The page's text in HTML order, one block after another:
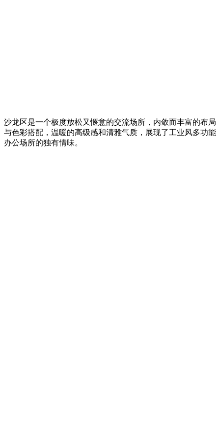
沙龙区是一个极度放松又惬意的交流场所，内敛而丰富的布局
与色彩搭配，温暖的高级感和清雅气质，展现了工业风多功能
办公场所的独有情味。